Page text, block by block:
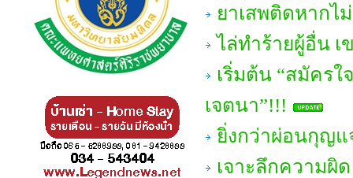
ยาเสพติดหากไ
ไล่ทำร้ายผู้อื่น เ
เริ่มต้น “สมัครใ
เจตนา”!!!
ยิ่งกว่าผ่อนกุญ
เจาะลึกความผิ